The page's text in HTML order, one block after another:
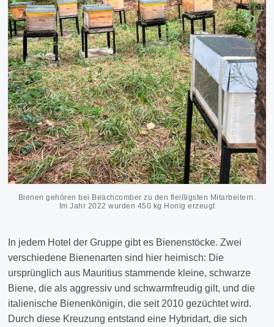
Bienen gehören bei Beachcomber zu den fleißigsten Mitarbeitern.
Im Jahr 2022 wurden 450 kg Honig erzeugt
In jedem Hotel der Gruppe gibt es Bienenstöcke. Zwei
verschiedene Bienenarten sind hier heimisch: Die
ursprünglich aus Mauritius stammende kleine, schwarze
Biene, die als aggressiv und schwarmfreudig gilt, und die
italienische Bienenkönigin, die seit 2010 gezüchtet wird.
Durch diese Kreuzung entstand eine Hybridart, die sich